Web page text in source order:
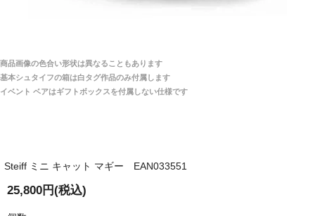
関税はすべて当店にて処理しますのでお客様のご負担
は一切ありません。
国内で一度検品をしますので、決済確認後、２～４
週間でのお届けとなります。
大阪府 Y・W 様 （男性）
「取り扱っているNetショップで一番信用出来
兵庫県 A・K 様 （女性）
「ベアちゃんの紹介分が丁寧に書かれていたこ
商品画像の色合い形状は異なることもあります
基本シュタイフの箱は白タグ作品のみ付属します
イベント ベアはギフトボックスを付属しない仕様です
Steiff ミニ キャット マギー EAN033551
25,800円(税込)